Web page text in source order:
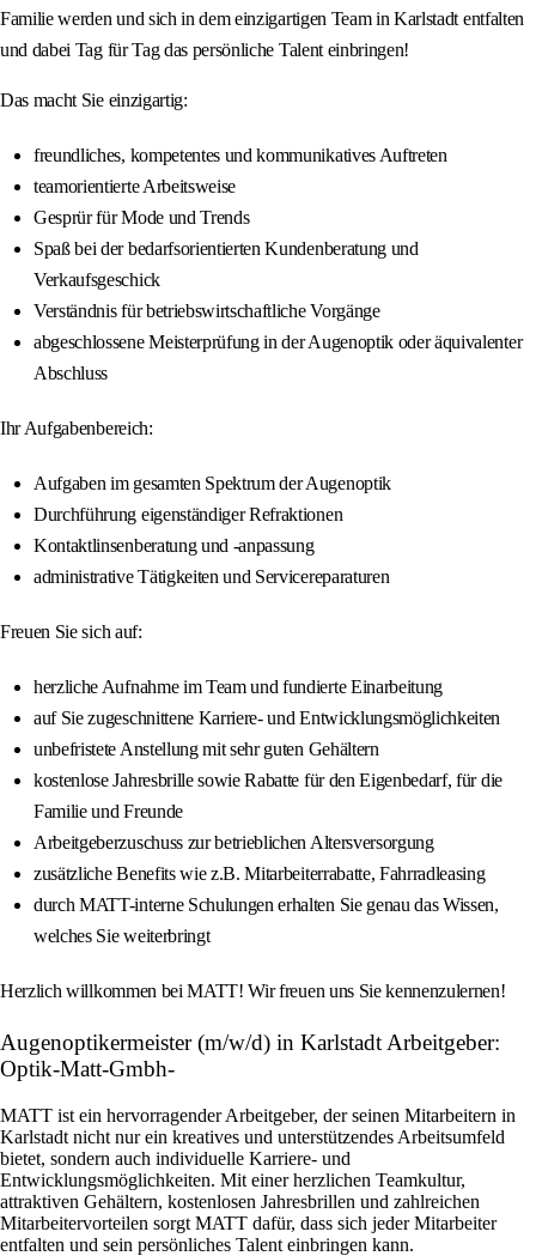
Familie werden und sich in dem einzigartigen Team in Karlstadt entfalten
und dabei Tag für Tag das persönliche Talent einbringen!
Das macht Sie einzigartig:
freundliches, kompetentes und kommunikatives Auftreten
teamorientierte Arbeitsweise
Gesprür für Mode und Trends
Spaß bei der bedarfsorientierten Kundenberatung und
Verkaufsgeschick
Verständnis für betriebswirtschaftliche Vorgänge
abgeschlossene Meisterprüfung in der Augenoptik oder äquivalenter
Abschluss
Ihr Aufgabenbereich:
Aufgaben im gesamten Spektrum der Augenoptik
Durchführung eigenständiger Refraktionen
Kontaktlinsenberatung und -anpassung
administrative Tätigkeiten und Servicereparaturen
Freuen Sie sich auf:
herzliche Aufnahme im Team und fundierte Einarbeitung
auf Sie zugeschnittene Karriere- und Entwicklungsmöglichkeiten
unbefristete Anstellung mit sehr guten Gehältern
kostenlose Jahresbrille sowie Rabatte für den Eigenbedarf, für die
Familie und Freunde
Arbeitgeberzuschuss zur betrieblichen Altersversorgung
zusätzliche Benefits wie z.B. Mitarbeiterrabatte, Fahrradleasing
durch MATT-interne Schulungen erhalten Sie genau das Wissen,
welches Sie weiterbringt
Herzlich willkommen bei MATT! Wir freuen uns Sie kennenzulernen!
Augenoptikermeister (m/w/d) in Karlstadt Arbeitgeber:
Optik-Matt-Gmbh-
MATT ist ein hervorragender Arbeitgeber, der seinen Mitarbeitern in
Karlstadt nicht nur ein kreatives und unterstützendes Arbeitsumfeld
bietet, sondern auch individuelle Karriere- und
Entwicklungsmöglichkeiten. Mit einer herzlichen Teamkultur,
attraktiven Gehältern, kostenlosen Jahresbrillen und zahlreichen
Mitarbeitervorteilen sorgt MATT dafür, dass sich jeder Mitarbeiter
entfalten und sein persönliches Talent einbringen kann.